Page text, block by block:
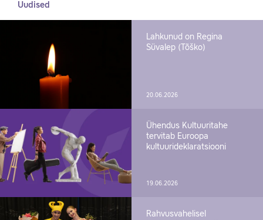
Uudised
Lahkunud on Regina
Süvalep (Tõško)
20.06.2026
Ühendus Kultuuritahe
tervitab Euroopa
kultuurideklaratsiooni
19.06.2026
Rahvusvahelisel